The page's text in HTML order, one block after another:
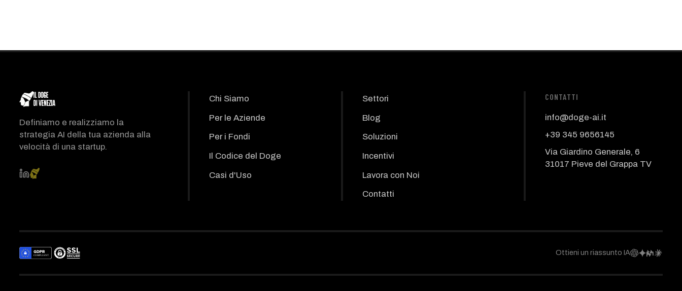
Definiamo e realizziamo la
strategia AI della tua azienda alla
velocità di una startup.
Chi Siamo
Per le Aziende
Per i Fondi
Il Codice del Doge
Casi d'Uso
Settori
Blog
Soluzioni
Incentivi
Lavora con Noi
Contatti
CONTATTI
info@doge-ai.it
+39 345 9656145
Via Giardino Generale, 6
31017 Pieve del Grappa TV
Ottieni un riassunto IA